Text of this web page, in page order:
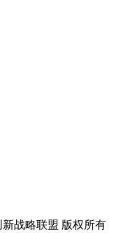
战略联盟 版权所有